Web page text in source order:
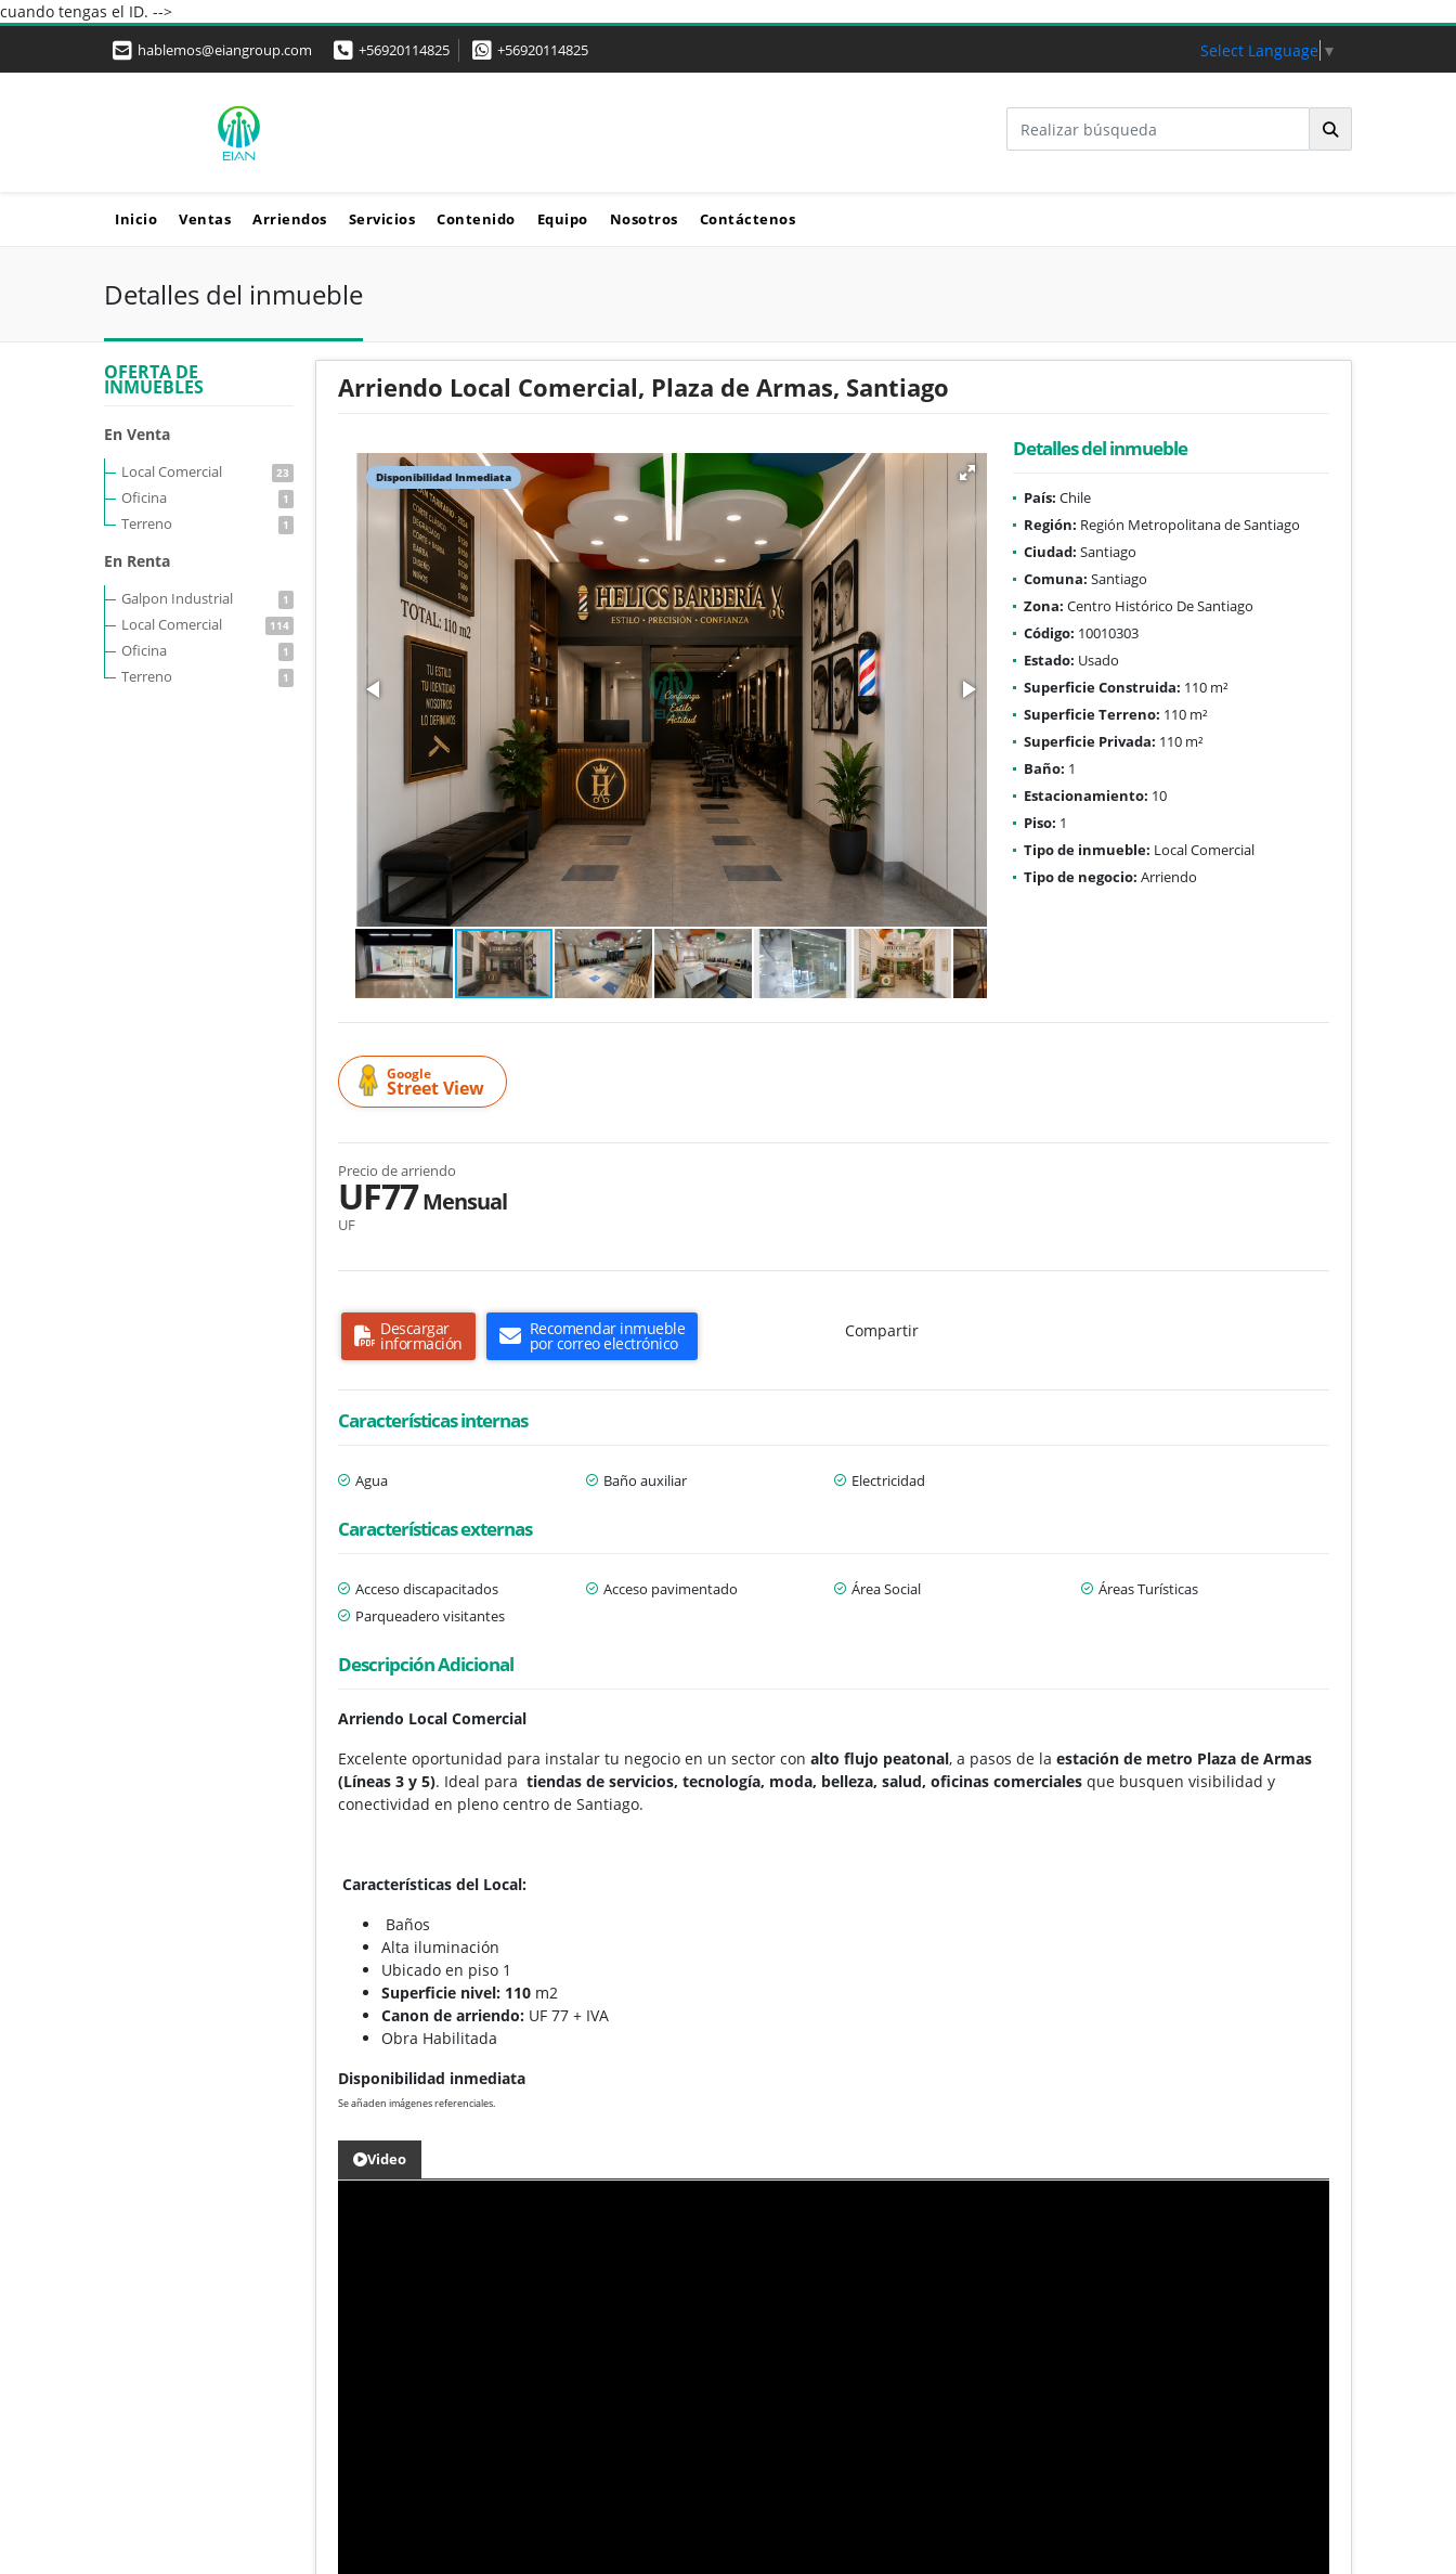
cuando tengas el ID. -->
hablemos@eiangroup.com +56920114825 +56920114825 Select Language ▼
Inicio Ventas Arriendos Servicios Contenido Equipo Nosotros Contáctenos
Detalles del inmueble
OFERTA DE
INMUEBLES
En Venta
Local Comercial 23
Oficina 1
Terreno 1
En Renta
Galpon Industrial 1
Local Comercial 114
Oficina 1
Terreno 1
Arriendo Local Comercial, Plaza de Armas, Santiago
Disponibilidad Inmediata
Detalles del inmueble
País: Chile
Región: Región Metropolitana de Santiago
Ciudad: Santiago
Comuna: Santiago
Zona: Centro Histórico De Santiago
Código: 10010303
Estado: Usado
Superficie Construida: 110 m²
Superficie Terreno: 110 m²
Superficie Privada: 110 m²
Baño: 1
Estacionamiento: 10
Piso: 1
Tipo de inmueble: Local Comercial
Tipo de negocio: Arriendo
Google
Street View
Precio de arriendo
UF77Mensual
UF
Descargar
información
Recomendar inmueble
por correo electrónico
Compartir
Características internas
Agua Baño auxiliar Electricidad
Características externas
Acceso discapacitados Acceso pavimentado Área Social
Áreas Turísticas
Parqueadero visitantes
Descripción Adicional
Arriendo Local Comercial
Excelente oportunidad para instalar tu negocio en un sector conalto flujo peatonal, a pasos de laestación de metro Plaza de Armas
(Líneas 3 y 5). Ideal paratiendas de servicios, tecnología, moda, belleza, salud, oficinas comercialesque busquen visibilidad y
conectividad en pleno centro de Santiago.
Características del Local:
Baños
Alta iluminación
Ubicado en piso 1
Superficie nivel: 110 m2
Canon de arriendo: UF 77 + IVA
Obra Habilitada
Disponibilidad inmediata
Se añaden imágenes referenciales.
Video